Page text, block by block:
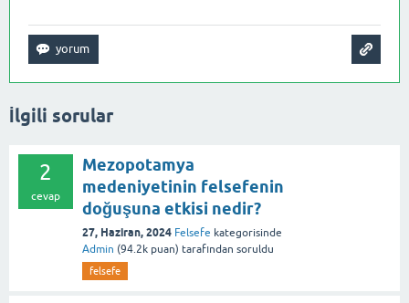
İlgili sorular
2
cevap
Mezopotamya
medeniyetinin felsefenin
doğuşuna etkisi nedir?
27, Haziran, 2024 Felsefe kategorisinde
Admin (94.2k puan) tarafından soruldu
felsefe